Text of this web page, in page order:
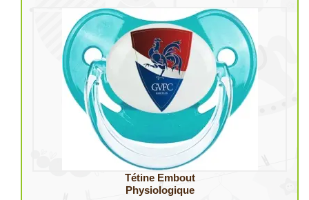
Tétine Embout
Physiologique